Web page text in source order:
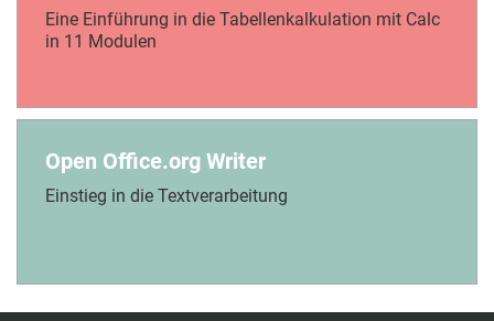
Eine Einführung in die Tabellenkalkulation mit Calc
in 11 Modulen
Open Office.org Writer
Einstieg in die Textverarbeitung